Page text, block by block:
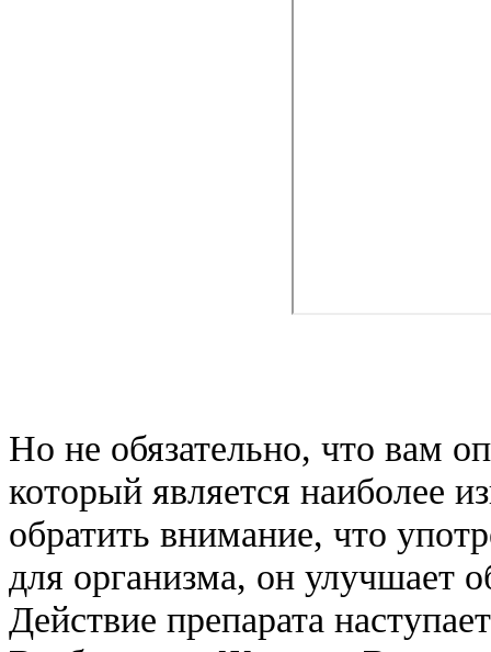
Но не обязательно, что вам
который является наиболее
обратить внимание, что
для организма, он улучшает
Действие препарата